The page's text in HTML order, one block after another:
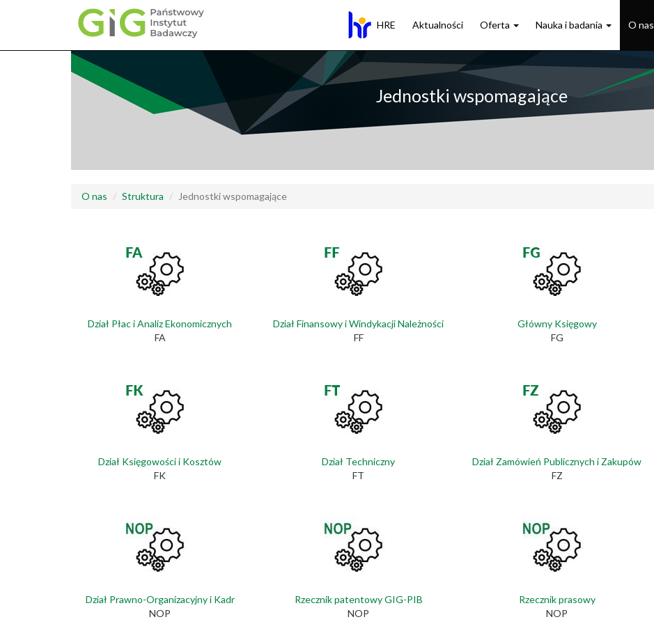
Przejdź
HRE Aktualności Oferta Nauka i badania O nas
Jednostki wspomagające
O nas Struktura Jednostki wspomagające
Dział Płac i Analiz Ekonomicznych
FA
Dział Finansowy i Windykacji Należności
FF
Główny Księgowy
FG
Dział Księgowości i Kosztów
FK
Dział Techniczny
FT
Dział Zamówień Publicznych i Zakupów
FZ
Dział Prawno-Organizacyjny i Kadr
NOP
Rzecznik patentowy GIG-PIB
NOP
Rzecznik prasowy
NOP